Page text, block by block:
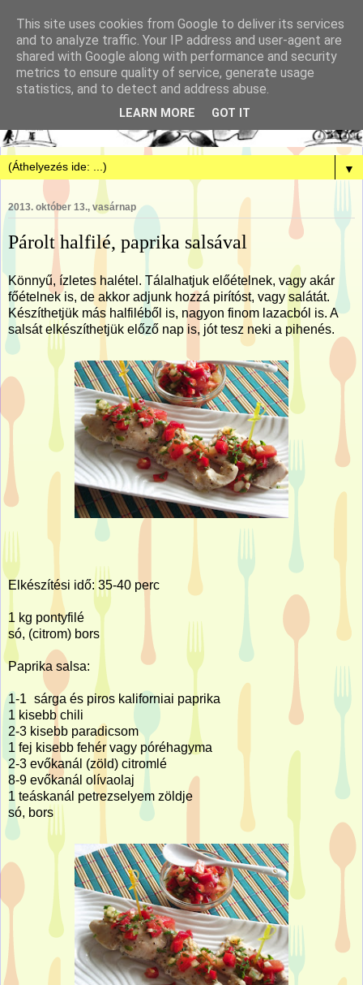
▼
2013. október 13., vasárnap
Párolt halfilé, paprika salsával
Könnyű, ízletes halétel. Tálalhatjuk előételnek, vagy akár
főételnek is, de akkor adjunk hozzá pirítóst, vagy salátát.
Készíthetjük más halfiléből is, nagyon finom lazacból is. A
salsát elkészíthetjük előző nap is, jót tesz neki a pihenés.
Elkészítési idő: 35-40 perc
1 kg pontyfilé
só, (citrom) bors
Paprika salsa:
1-1 sárga és piros kaliforniai paprika
1 kisebb chili
2-3 kisebb paradicsom
1 fej kisebb fehér vagy póréhagyma
2-3 evőkanál (zöld) citromlé
8-9 evőkanál olívaolaj
1 teáskanál petrezselyem zöldje
só, bors
This site uses cookies from Google to deliver its services
and to analyze traffic. Your IP address and user-agent are
shared with Google along with performance and security
metrics to ensure quality of service, generate usage
statistics, and to detect and address abuse.
LEARN MORE GOT IT